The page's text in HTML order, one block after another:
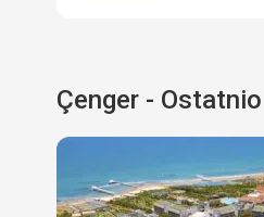
Çenger -